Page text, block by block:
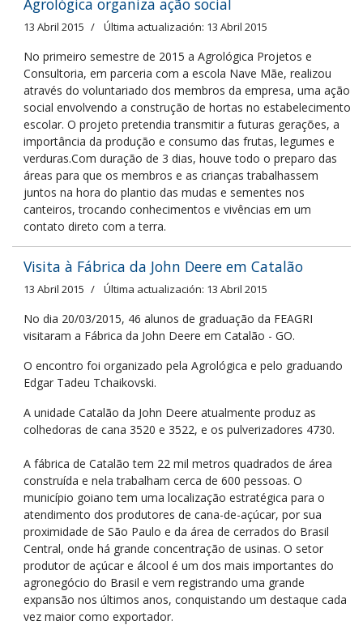
Agrológica organiza ação social
13 Abril 2015 Última actualización: 13 Abril 2015
No primeiro semestre de 2015 a Agrológica Projetos e
Consultoria, em parceria com a escola Nave Mãe, realizou
através do voluntariado dos membros da empresa, uma ação
social envolvendo a construção de hortas no estabelecimento
escolar. O projeto pretendia transmitir a futuras gerações, a
importância da produção e consumo das frutas, legumes e
verduras.Com duração de 3 dias, houve todo o preparo das
áreas para que os membros e as crianças trabalhassem
juntos na hora do plantio das mudas e sementes nos
canteiros, trocando conhecimentos e vivências em um
contato direto com a terra.
Visita à Fábrica da John Deere em Catalão
13 Abril 2015 Última actualización: 13 Abril 2015
No dia 20/03/2015, 46 alunos de graduação da FEAGRI
visitaram a Fábrica da John Deere em Catalão - GO.
O encontro foi organizado pela Agrológica e pelo graduando
Edgar Tadeu Tchaikovski.
A unidade Catalão da John Deere atualmente produz as
colhedoras de cana 3520 e 3522, e os pulverizadores 4730.
A fábrica de Catalão tem 22 mil metros quadrados de área
construída e nela trabalham cerca de 600 pessoas. O
município goiano tem uma localização estratégica para o
atendimento dos produtores de cana-de-açúcar, por sua
proximidade de São Paulo e da área de cerrados do Brasil
Central, onde há grande concentração de usinas. O setor
produtor de açúcar e álcool é um dos mais importantes do
agronegócio do Brasil e vem registrando uma grande
expansão nos últimos anos, conquistando um destaque cada
vez maior como exportador.